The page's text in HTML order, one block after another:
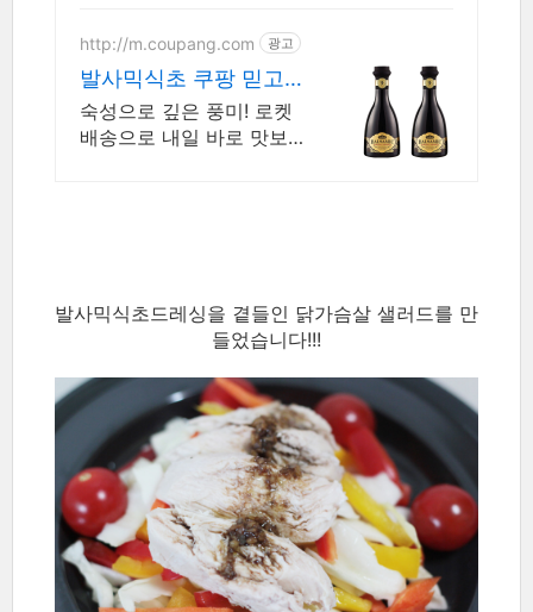
http://m.coupang.com 광고
발사믹식초 쿠팡 믿고
사는 안심구매
숙성으로 깊은 풍미! 로켓
배송으로 내일 바로 맛보세
발사믹식초드레싱을 곁들인 닭가슴살 샐러드를 만
들었습니다!!!